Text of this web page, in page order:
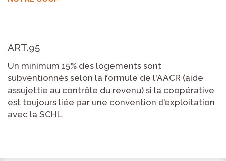
ART.95
Un minimum 15% des logements sont
subventionnés selon la formule de l'AACR (aide
assujettie au contrôle du revenu) si la coopérative
est toujours liée par une convention d’exploitation
avec la SCHL.